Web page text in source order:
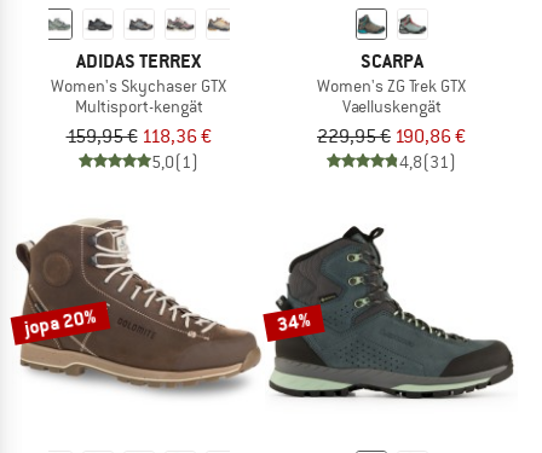
ADIDAS TERREX
Women's Skychaser GTX
Multisport-kengät
159,95 € 118,36 €
5,0(1)
SCARPA
Women's ZG Trek GTX
Vaelluskengät
229,95 € 190,86 €
4,8(31)
jopa 20% 34%